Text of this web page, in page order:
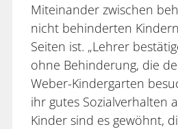
Miteinander zwischen
nicht behinderten
Seiten ist. „Lehrer
ohne Behinderung, die
Weber-Kindergarten
ihr gutes Sozialverhalten
Kinder sind es gewöhnt,